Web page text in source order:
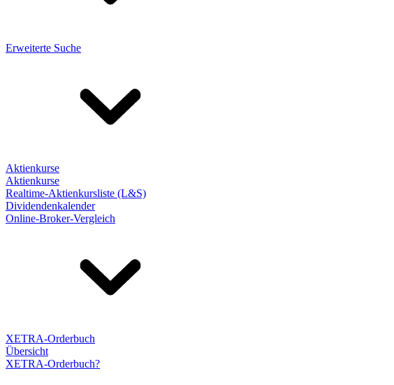
Erweiterte Suche
Aktienkurse
Aktienkurse
Realtime-Aktienkursliste (L&S)
Dividendenkalender
Online-Broker-Vergleich
XETRA-Orderbuch
Übersicht
XETRA-Orderbuch?